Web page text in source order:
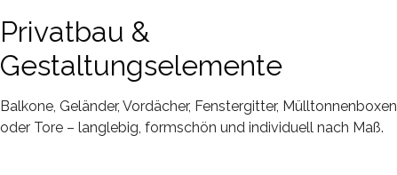
Privatbau &
Gestaltungselemente
Balkone, Geländer, Vordächer, Fenstergitter, Mülltonnenboxen
oder Tore – langlebig, formschön und individuell nach Maß.